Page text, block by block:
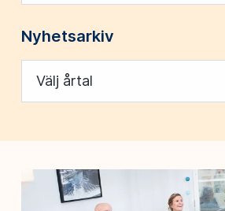
Nyhetsarkiv
Välj årtal